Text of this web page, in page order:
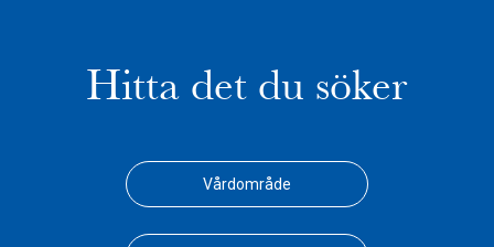
Hitta det du söker
Vårdområde